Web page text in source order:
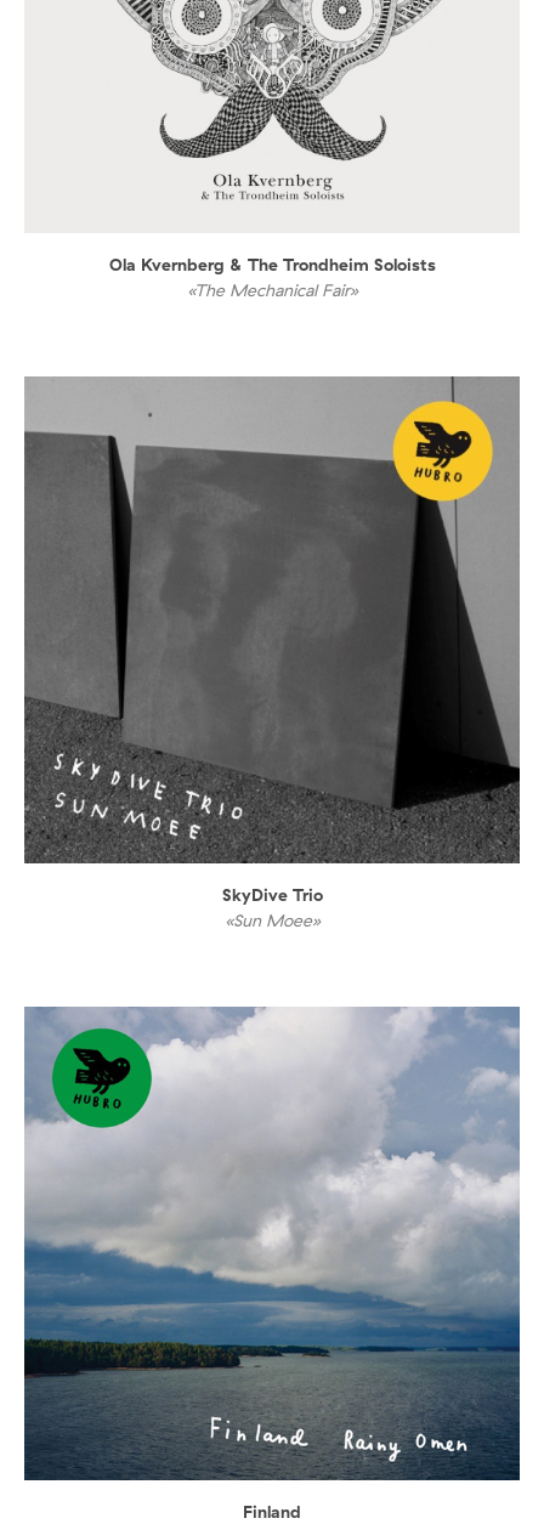
Ola Kvernberg & The Trondheim Soloists
«The Mechanical Fair»
SkyDive Trio
«Sun Moee»
Finland